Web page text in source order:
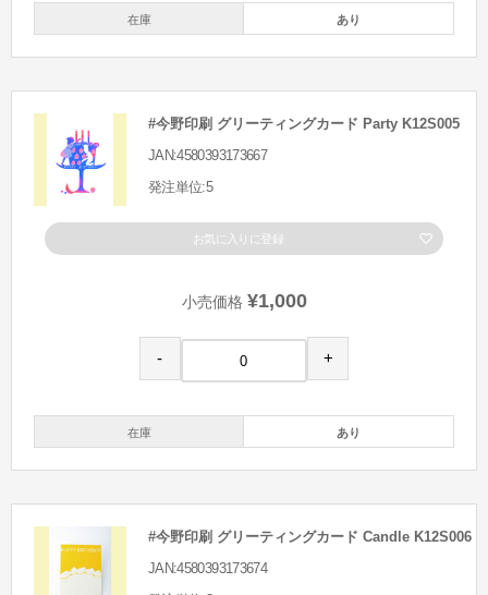
在庫 あり
#今野印刷 グリーティングカード Party K12S005
JAN:4580393173667
発注単位:5
お気に入りに登録
小売価格 ¥1,000
- +
在庫 あり
#今野印刷 グリーティングカード Candle K12S006
JAN:4580393173674